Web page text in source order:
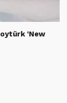
‘New